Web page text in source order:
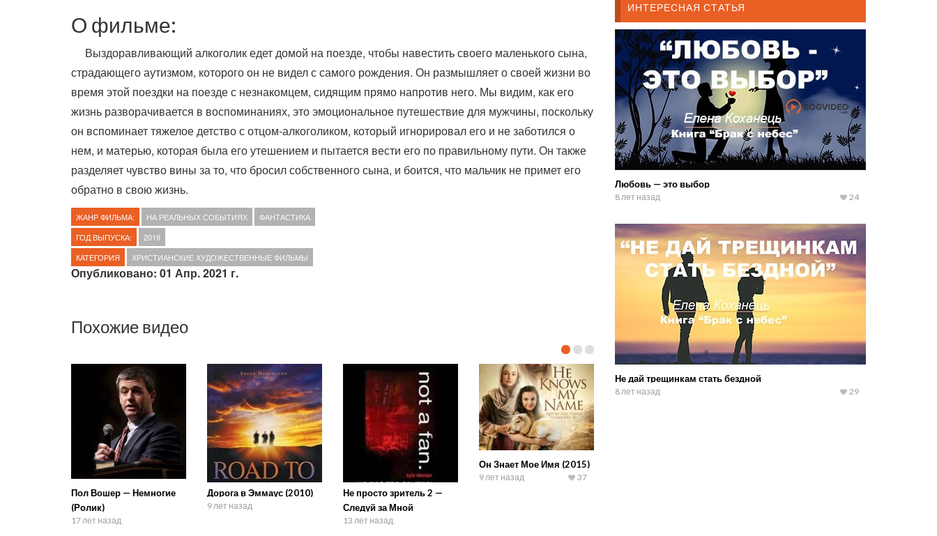
О фильме:
Выздоравливающий алкоголик едет домой на поезде, чтобы навестить своего маленького сына,
страдающего аутизмом, которого он не видел с самого рождения. Он размышляет о своей жизни во
время этой поездки на поезде с незнакомцем, сидящим прямо напротив него. Мы видим, как его
жизнь разворачивается в воспоминаниях, это эмоциональное путешествие для мужчины, поскольку
он вспоминает тяжелое детство с отцом-алкоголиком, который игнорировал его и не заботился о
нем, и матерью, которая была его утешением и пытается вести его по правильному пути. Он также
разделяет чувство вины за то, что бросил собственного сына, и боится, что мальчик не примет его
обратно в свою жизнь.
ЖАНР ФИЛЬМА: НА РЕАЛЬНЫХ СОБЫТИЯХ
ФАНТАСТИКА
ГОД ВЫПУСКА:
2019
КАТЕГОРИЯ
ХРИСТИАНСКИЕ ХУДОЖЕСТВЕННЫЕ ФИЛЬМЫ
Опубликовано: 01 Апр. 2021 г.
Похожие видео
Пол Вошер — Немногие
(Ролик)
17 лет назад
Дорога в Эммаус (2010)
9 лет назад
Не просто зритель 2 —
Следуй за Мной
13 лет назад
Он Знает Мое Имя (2015)
9 лет назад 37
ИНТЕРЕСНАЯ СТАТЬЯ
Любовь — это выбор
8 лет назад 24
Не дай трещинкам стать бездной
8 лет назад 29